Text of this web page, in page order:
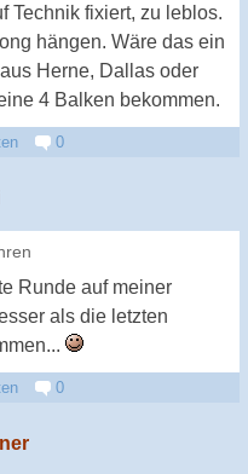
Technik fixiert, zu leblos.
hängen. Wäre das ein
Herne, Dallas oder
4 Balken bekommen.
0
Runde auf meiner
als die letzten
0